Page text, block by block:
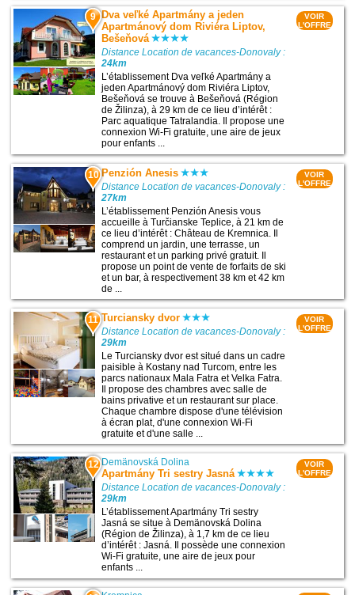
9 Dva veľké Apartmány a jeden
Apartmánový dom Riviéra Liptov,
Bešeňová
Distance Location de vacances-Donovaly :
24km
L’établissement Dva veľké Apartmány a
jeden Apartmánový dom Riviéra Liptov,
Bešeňová se trouve à Bešeňová (Région
de Žilinza), à 29 km de ce lieu d’intérêt :
Parc aquatique Tatralandia. Il propose une
connexion Wi-Fi gratuite, une aire de jeux
pour enfants ...
VOIR
L'OFFRE
10 Penzión Anesis
Distance Location de vacances-Donovaly :
27km
L’établissement Penzión Anesis vous
accueille à Turčianske Teplice, à 21 km de
ce lieu d’intérêt : Château de Kremnica. Il
comprend un jardin, une terrasse, un
restaurant et un parking privé gratuit. Il
propose un point de vente de forfaits de ski
et un bar, à respectivement 38 km et 42 km
de ...
VOIR
L'OFFRE
11 Turciansky dvor
Distance Location de vacances-Donovaly :
29km
Le Turciansky dvor est situé dans un cadre
paisible à Kostany nad Turcom, entre les
parcs nationaux Mala Fatra et Velka Fatra.
Il propose des chambres avec salle de
bains privative et un restaurant sur place.
Chaque chambre dispose d'une télévision
à écran plat, d'une connexion Wi-Fi
gratuite et d'une salle ...
VOIR
L'OFFRE
12 Demänovská Dolina
Apartmány Tri sestry Jasná
Distance Location de vacances-Donovaly :
29km
L’établissement Apartmány Tri sestry
Jasná se situe à Demänovská Dolina
(Région de Žilinza), à 1,7 km de ce lieu
d’intérêt : Jasná. Il possède une connexion
Wi-Fi gratuite, une aire de jeux pour
enfants ...
VOIR
L'OFFRE